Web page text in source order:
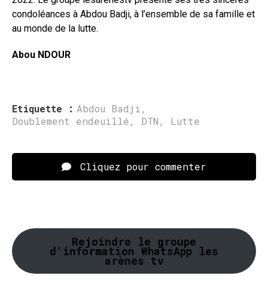
condoléances à Abdou Badji, à l’ensemble de sa famille et
au monde de la lutte.
Abou NDOUR
Etiquette : Abdou Badji,
Doublement endeuillé, DTN, Lutte
Cliquez pour commenter
Rejoindre le groupe
d'information WhatsApp les
arènes tv